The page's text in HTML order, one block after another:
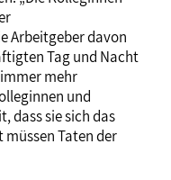
Arbeitgeber davon
Tag und Nacht
mehr
und
dass sie sich das
Taten der